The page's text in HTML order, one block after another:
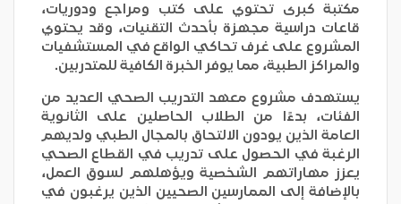
مكتبة كبرى تحتوي على كتب ومراجع ودوريات،
قاعات دراسية مجهزة بأحدث التقنيات، وقد يحتوي
المشروع على غرف تحاكي الواقع في المستشفيات
والمراكز الطبية، مما يوفر الخبرة الكافية للمتدربين.
يستهدف مشروع معهد التدريب الصحي العديد من
الفئات، بدءًا من الطلاب الحاصلين على الثانوية
العامة الذين يودون الالتحاق بالمجال الطبي ولديهم
الرغبة في الحصول على تدريب في القطاع الصحي
يعزز مهاراتهم الشخصية ويؤهلهم لسوق العمل،
بالإضافة إلى الممارسين الصحيين الذين يرغبون في